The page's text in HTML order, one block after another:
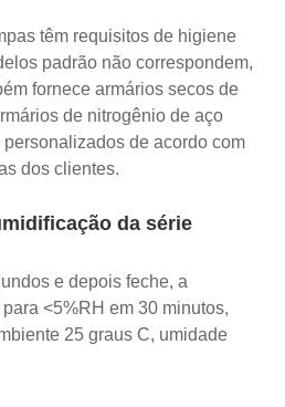
têm requisitos de higiene
padrão não correspondem,
fornece armários secos de
de nitrogênio de aço
de acordo com
dos clientes.
da série
e depois feche, a
<5%RH em 30 minutos,
25 graus C, umidade